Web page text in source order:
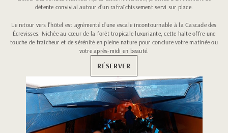
détente convivial autour d’un rafraîchissement servi sur place.
Le retour vers l’hôtel est agrémenté d’une escale incontournable à la Cascade des
Écrevisses. Nichée au cœur de la forêt tropicale luxuriante, cette halte offre une
touche de fraîcheur et de sérénité en pleine nature pour conclure votre matinée ou
votre après-midi en beauté.
RÉSERVER